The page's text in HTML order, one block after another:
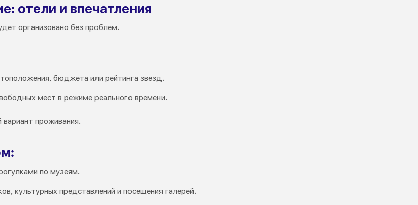
отели и впечатления
организовано без проблем.
бюджета или рейтинга звезд.
мест в режиме реального времени.
проживания.
по музеям.
культурных представлений и посещения галерей.